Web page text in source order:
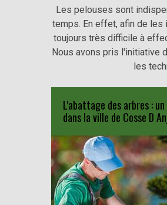
Les pelouses sont
temps. En effet, afin de
toujours très difficile à
Nous avons pris l'initiative
les
L'abattage des arbres :
dans la ville de Cosse D